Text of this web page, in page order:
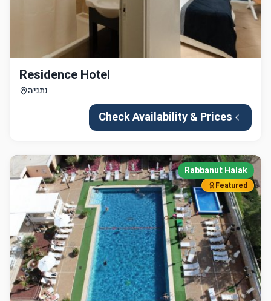
Residence Hotel
נתניה
Check Availability & Prices
Rabbanut Halak
Featured